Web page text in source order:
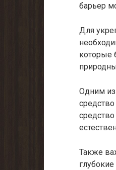
барьер
Для
которые
Одним
Также